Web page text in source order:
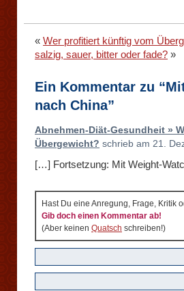
« Wer profitiert künftig vom
salzig, sauer, bitter oder fade? »
Ein Kommentar zu
nach China”
Abnehmen-Diät-Gesundheit »
Übergewicht? schrieb am 21.
[…] Fortsetzung: Mit Weight-
Hast Du eine Anregung, Frage, Kritik
Gib doch einen Kommentar ab!
(Aber keinen Quatsch schreiben!)